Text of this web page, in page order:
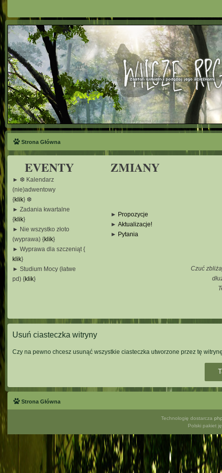
Strona Główna
EVENTY ZMIANY
► ❆ Kalendarz
(nie)adwentowy
{klik} ❆
► Zadania kwartalne
{klik}
► Nie wszystko złoto
(wyprawa) {klik}
► Wyprawa dla szczeniąt {
klik}
► Studium Mocy (łatwe
pd) {klik}
► Propozycje
► Aktualizacje!
► Pytania
Czuć
Usuń ciasteczka witryny
Czy na pewno chcesz usunąć wszystkie ciasteczka utworzone przez tę
Strona Główna
Technologię dostarcza
Polski pakiet